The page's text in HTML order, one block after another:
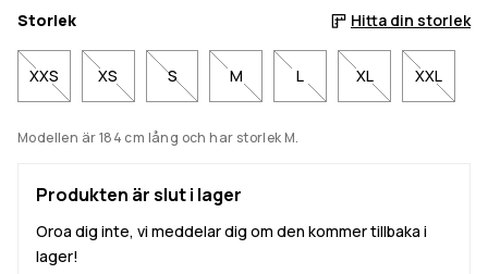
Storlek Hitta din storlek
XXS XS S M L XL XXL
Modellen är 184 cm lång och har storlek M.
Produkten är slut i lager
Oroa dig inte, vi meddelar dig om den kommer tillbaka i
lager!